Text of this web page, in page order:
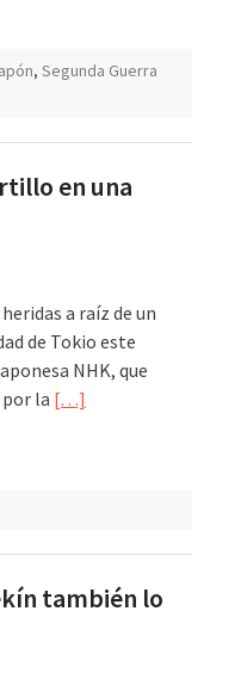
, Segunda Guerra
en una
a raíz de un
de Tokio este
NHK, que
la […]
también lo